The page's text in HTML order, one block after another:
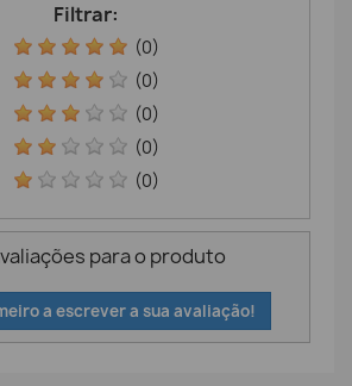
Filtrar:
(0)
(0)
(0)
(0)
(0)
para o produto
a escrever a sua avaliação!